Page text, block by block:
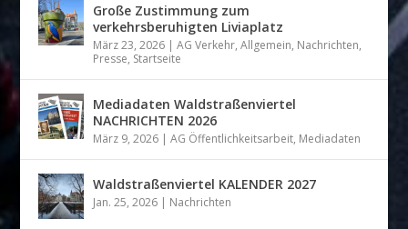
Große Zustimmung zum
verkehrsberuhigten Liviaplatz
März 23, 2026 |AG Verkehr,Allgemein, Nachrichten,
Presse, Startseite
Mediadaten Waldstraßenviertel
NACHRICHTEN 2026
März 9, 2026 |AG Öffentlichkeitsarbeit, Mediadaten
Waldstraßenviertel KALENDER 2027
Jan. 25, 2026 | Nachrichten